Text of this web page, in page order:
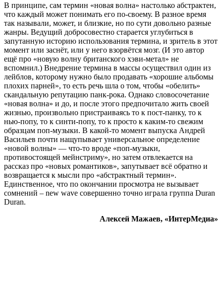
В принципе, сам термин «новая волна» настолько абстрактен,
что каждый может понимать его по-своему. В разное время
так называли, может, и близкие, но по сути довольно разные
жанры. Ведущий добросовестно старается углубиться в
запутанную историю использования термина, и зритель в этот
момент или заснёт, или у него взорвётся мозг. (И это автор
ещё про «новую волну британского хэви-метал» не
вспомнил.) Внедрение термина в массы осуществил один из
лейблов, которому нужно было продавать «хорошие альбомы
плохих парней», то есть речь шла о том, чтобы «обелить»
скандальную репутацию панк-рока. Однако словосочетание
«новая волна» и до, и после этого предпочитало жить своей
жизнью, произвольно пристраиваясь то к пост-панку, то к
нью-попу, то к синти-попу, то к просто к каким-то свежим
образцам поп-музыки. В какой-то момент выпуска Андрей
Васильев почти нащупывает универсальное определение
«новой волны» — что-то вроде «поп-музыки,
противостоящей мейнстриму», но затем отвлекается на
рассказ про «новых романтиков», запутывает всё обратно и
возвращается к мысли про «абстрактный термин».
Единственное, что по окончании просмотра не вызывает
сомнений – new wave совершенно точно играла группа Duran
Duran.
Алексей Мажаев, «ИнтерМедиа»